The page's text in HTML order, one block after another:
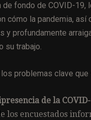
de fondo de COVID-19,
cómo la pandemia,
y profundamente
su trabajo.
problemas clave que
de la
los encuestados